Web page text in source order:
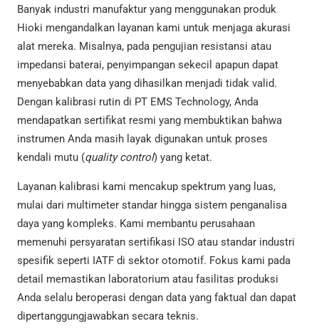
Banyak industri manufaktur yang menggunakan produk
Hioki mengandalkan layanan kami untuk menjaga akurasi
alat mereka. Misalnya, pada pengujian resistansi atau
impedansi baterai, penyimpangan sekecil apapun dapat
menyebabkan data yang dihasilkan menjadi tidak valid.
Dengan kalibrasi rutin di PT EMS Technology, Anda
mendapatkan sertifikat resmi yang membuktikan bahwa
instrumen Anda masih layak digunakan untuk proses
kendali mutu (quality control) yang ketat.
Layanan kalibrasi kami mencakup spektrum yang luas,
mulai dari multimeter standar hingga sistem penganalisa
daya yang kompleks. Kami membantu perusahaan
memenuhi persyaratan sertifikasi ISO atau standar industri
spesifik seperti IATF di sektor otomotif. Fokus kami pada
detail memastikan laboratorium atau fasilitas produksi
Anda selalu beroperasi dengan data yang faktual dan dapat
dipertanggungjawabkan secara teknis.